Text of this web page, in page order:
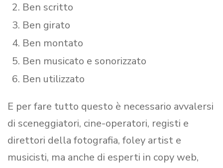
Ben scritto
Ben girato
Ben montato
Ben musicato e sonorizzato
Ben utilizzato
E per fare tutto questo è necessario avvalersi
di sceneggiatori, cine-operatori, registi e
direttori della fotografia, foley artist e
musicisti, ma anche di esperti in copy web,